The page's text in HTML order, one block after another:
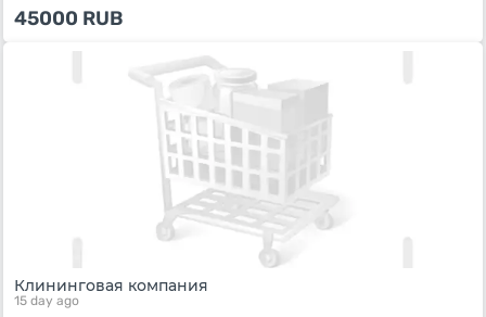
45000 RUB
Клининговая компания
15 day ago